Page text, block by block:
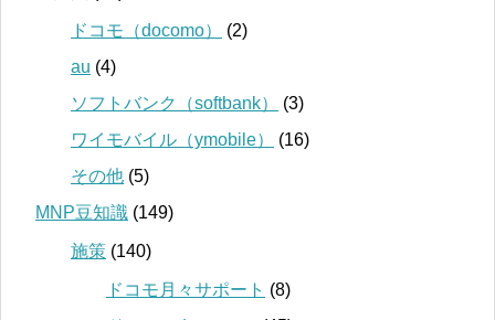
ドコモ（docomo）
(2)
au (4)
ソフトバンク（softbank）
(3)
ワイモバイル（ymobile）
(16)
その他 (5)
MNP豆知識 (149)
施策 (140)
ドコモ月々サポート (8)